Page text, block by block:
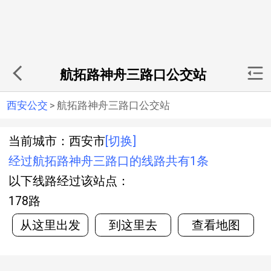
航拓路神舟三路口公交站
西安公交 > 航拓路神舟三路口公交站
当前城市：西安市 [切换]
经过航拓路神舟三路口的线路共有1条
以下线路经过该站点：
178路
从这里出发
到这里去 查看地图